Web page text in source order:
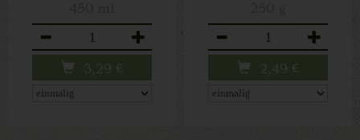
Anzahl
3,29 €
Anzahl
2,49 €